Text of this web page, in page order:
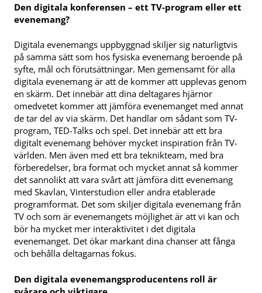
Den digitala konferensen – ett TV-program eller ett
evenemang?
Digitala evenemangs uppbyggnad skiljer sig naturligtvis
på samma sätt som hos fysiska evenemang beroende på
syfte, mål och förutsättningar. Men gemensamt för alla
digitala evenemang är att de kommer att upplevas genom
en skärm. Det innebär att dina deltagares hjärnor
omedvetet kommer att jämföra evenemanget med annat
de tar del av via skärm. Det handlar om sådant som TV-
program, TED-Talks och spel. Det innebär att ett bra
digitalt evenemang behöver mycket inspiration från TV-
världen. Men även med ett bra teknikteam, med bra
förberedelser, bra format och mycket annat så kommer
det sannolikt att vara svårt att jämföra ditt evenemang
med Skavlan, Vinterstudion eller andra etablerade
programformat. Det som skiljer digitala evenemang från
TV och som är evenemangets möjlighet är att vi kan och
bör ha mycket mer interaktivitet i det digitala
evenemanget. Det ökar markant dina chanser att fånga
och behålla deltagarnas fokus.
Den digitala evenemangsproducentens roll är